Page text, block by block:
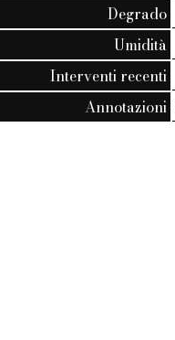
Degrado
Umidità
Interventi recenti
Annotazioni